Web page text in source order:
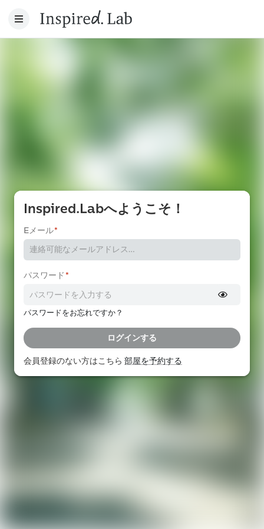
Inspired.Labへようこそ！
Eメール*
パスワード*
パスワードをお忘れですか？
ログインする
会員登録のない方はこちら 部屋を予約する